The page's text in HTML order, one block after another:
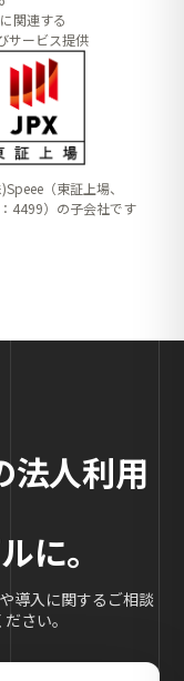
関連する
サービス提供
（東証上場、
4499）の子会社です
法人利用
に。
導入に関するご相談
さい。